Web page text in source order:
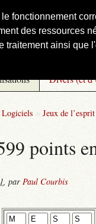
fonctionnement
des ressources
traitement ainsi que
LE »
Divers (et
Logiciels > Jeux de l’esprit
points
, par Paul Courbis